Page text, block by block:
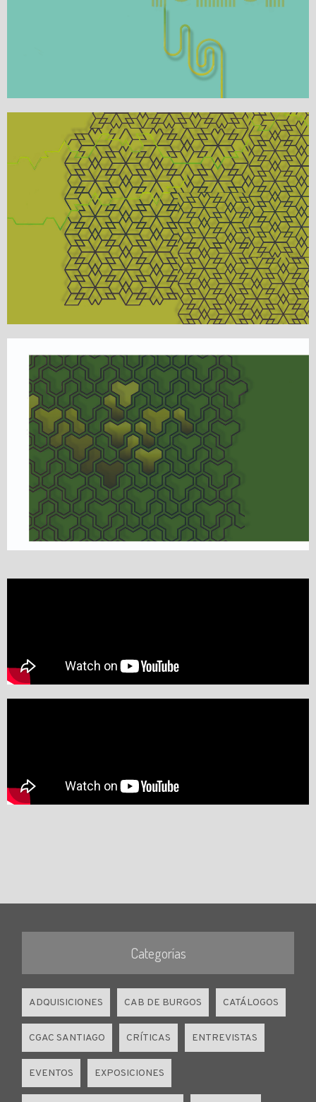
Categorías
ADQUISICIONES CAB DE BURGOS CATÁLOGOS
CGAC SANTIAGO CRÍTICAS ENTREVISTAS
EVENTOS EXPOSICIONES